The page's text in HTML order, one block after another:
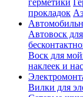
герметики
прокладок
Автовоск
Воск для
наклеек и
Вилки для